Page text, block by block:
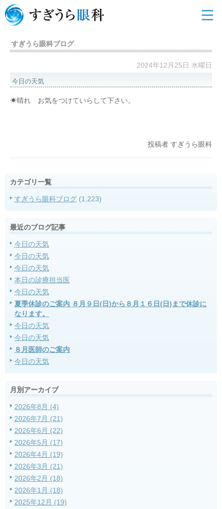
すぎうら眼科ブログ
2024年12月25日 水曜日
今日の天気
☀晴れ お気をつけていらして下さい。
投稿者 すぎうら眼科
カテゴリ一覧
すぎうら眼科ブログ (1,223)
最近のブログ記事
今日の天気
今日の天気
今日の天気
本日の診療担当医
今日の天気
夏季休診のご案内 ８月９日(日)から８月１６日(日)まで休診に
なります。
今日の天気
今日の天気
８月医師のご案内
今日の天気
月別アーカイブ
2026年8月 (4)
2026年7月 (21)
2026年6月 (22)
2026年5月 (17)
2026年4月 (19)
2026年3月 (21)
2026年2月 (18)
2026年1月 (18)
2025年12月 (19)